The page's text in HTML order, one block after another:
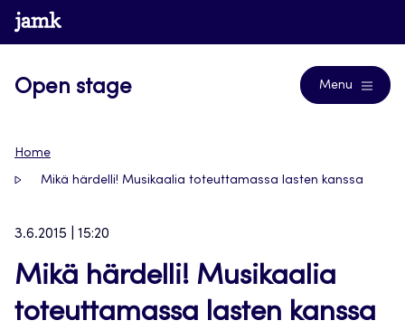
Siirry
suoraan
www.jamk.fi
Open stage Menu
Home
Mikä härdelli! Musikaalia toteuttamassa lasten kanssa
3.6.2015 | 15:20
Mikä härdelli! Musikaalia
toteuttamassa lasten kanssa